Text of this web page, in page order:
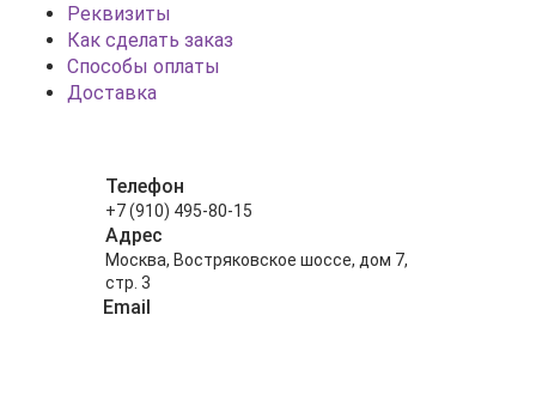
Реквизиты
Как сделать заказ
Способы оплаты
Доставка
Телефон
+7 (910) 495-80-15
Адрес
Москва, Востряковское шоссе, дом 7,
стр. 3
Email